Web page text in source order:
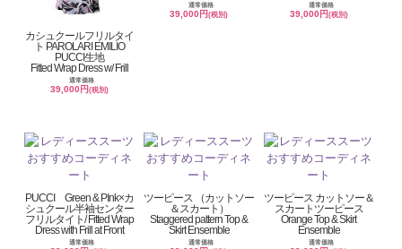
カシュクールフリルタイ
ト PAROLARI EMILIO
PUCCI生地
Fitted Wrap Dress w/ Frill
通常価格
39,000円(税別)
通常価格
39,000円(税別)
通常価格
39,000円 (税別)
PUCCI Green & PInk×カ
シュクール半袖センター
フリルタイト/ Fitted Wrap
Dress with Frill at Front
通常価格
ツーピース （カットソー
＆スカート）
Staggered pattern Top &
Skirt Ensemble
通常価格
ツーピース カットソー＆
スカートツーピース
Orange Top & Skirt
Ensemble
通常価格